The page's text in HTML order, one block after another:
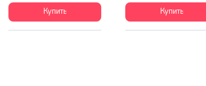
Купить Купить